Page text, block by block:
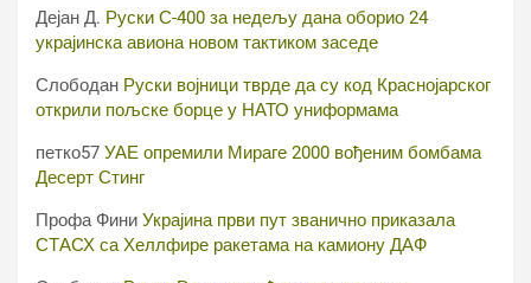
Дејан Д. Руски С-400 за недељу дана оборио 24
украјинска авиона новом тактиком заседе
Слободан Руски војници тврде да су код Краснојарског
открили пољске борце у НАТО униформама
петко57 УАЕ опремили Мираге 2000 вођеним бомбама
Десерт Стинг
Профа Фини Украјина први пут званично приказала
СТАСХ са Хеллфире ракетама на камиону ДАФ